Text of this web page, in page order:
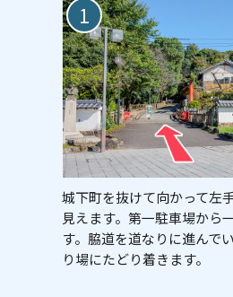
1
城下町を抜けて向かって左
見えます。第一駐車場から
す。脇道を道なりに進んで
り場にたどり着きます。